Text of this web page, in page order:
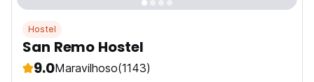
Hostel
San Remo Hostel
9.0Maravilhoso(1143)